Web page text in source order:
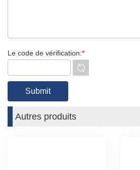
Le code de vérification:*
Autres produits